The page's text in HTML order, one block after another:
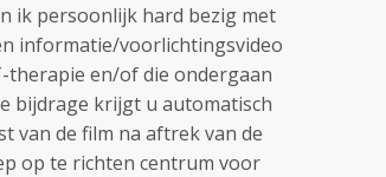
ik persoonlijk hard bezig met
informatie/voorlichtingsvideo
therapie en/of die ondergaan
bijdrage krijgt u automatisch
van de film na aftrek van de
op te richten centrum voor